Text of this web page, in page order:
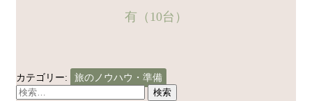
有（10台）
カテゴリー: 旅のノウハウ・準備
検